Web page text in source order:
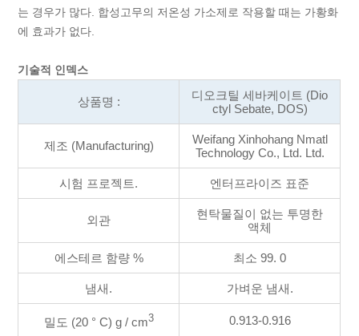
는 경우가 많다. 합성고무의 저온성 가소제로 작용할 때는 가황화
에 효과가 없다.
기술적 인덱스
상품명 :
디오크틸 세바케이트 (Dio
ctyl Sebate, DOS)
제조 (Manufacturing)
Weifang Xinhohang Nmatl
Technology Co., Ltd. Ltd.
시험 프로젝트. 엔터프라이즈 표준
외관
현탁물질이 없는 투명한
액체
에스테르 함량 % 최소 99. 0
냄새. 가벼운 냄새.
밀도 (20 ° C) g / cm3 0.913-0.916